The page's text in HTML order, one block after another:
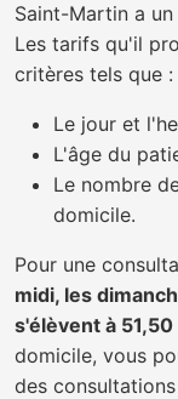
Saint-Martin a
Les tarifs qu'il
critères tels que :
Le jour et
L'âge du
Le nombre
domicile.
Pour une
midi, les
s'élèvent à
domicile, vous
des